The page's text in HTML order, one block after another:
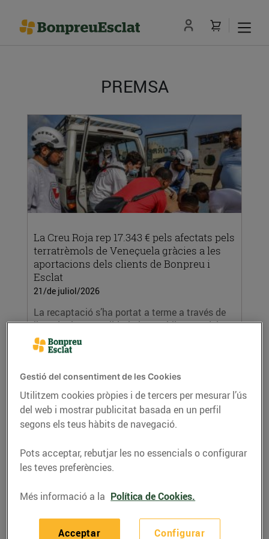
PREMSA
La Creu Roja rep 17.343 € pels afectats pels
terratrèmols de Veneçuela gràcies a les
aportacions dels clients de Bonpreu i
Esclat
21/de juliol/2026
La recaptació s’ha portat a terme a través de
l’Arrodoniment Solidari als establiments del
Grup...
LLEGIR MÉS
Jordi Roca i Peralada Mas Marcè
Catalana del mercat
Gestió del consentiment de les Cookies
Utilitzem cookies pròpies i de tercers per mesurar l’ús
del web i mostrar publicitat basada en un perfil
segons els teus hàbits de navegació.
Pots acceptar, rebutjar les no essencials o configurar
les teves preferències.
Més informació a la Política de Cookies.
Configurar
Acceptar